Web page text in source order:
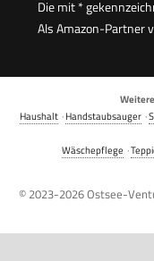
Die mit *
Als Amazon-Partner
Haushalt ·Handstaubsauger ·
Wäschepflege ·
© 2023-2026Ostsee-